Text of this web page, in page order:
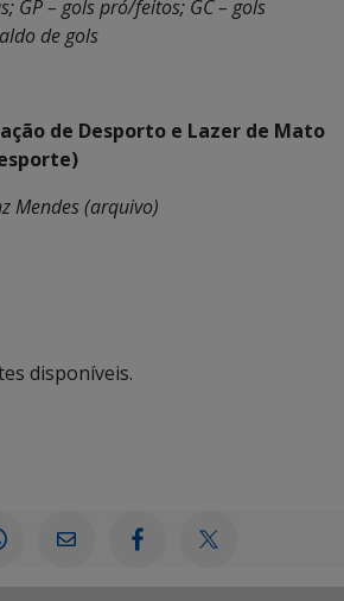
GP – gols pró/feitos; GC – gols
de gols
de Desporto e Lazer de Mato
Mendes (arquivo)
disponíveis.